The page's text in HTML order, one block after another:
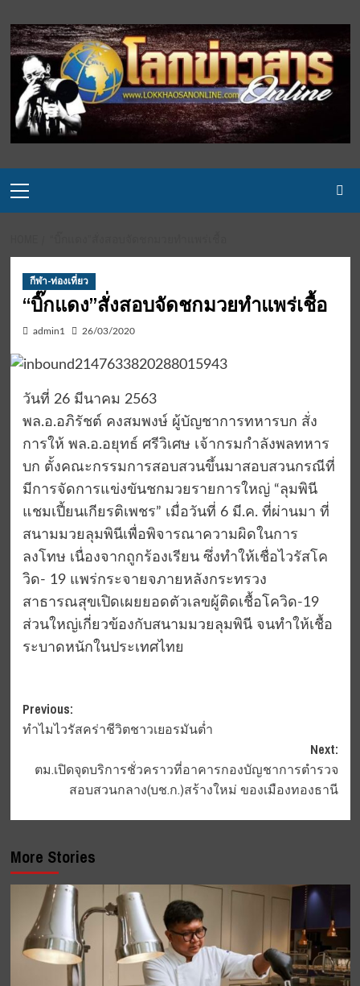
to
content
Menu
กีฬา-ท่องเที่ยว
“บิ๊กแดง”สั่งสอบจัดชกมวยทำแพร่เชื้อ
admin1 26/03/2020
วันที่ 26 มีนาคม 2563
พล.อ.อภิรัชต์ คงสมพงษ์ ผู้บัญชาการทหารบก สั่ง
การให้ พล.อ.อยุทธ์ ศรีวิเศษ เจ้ากรมกำลังพลทหาร
บก ตั้งคณะกรรมการสอบสวนขึ้นมาสอบสวนกรณีที่
มีการจัดการแข่งขันชกมวยรายการใหญ่ “ลุมพินี
แชมเปี้ยนเกียรติเพชร” เมื่อวันที่ 6 มี.ค. ที่ผ่านมา ที่
สนามมวยลุมพินีเพื่อพิจารณาความผิดในการ
ลงโทษ เนื่องจากถูกร้องเรียน ซึ่งทำให้เชื่อไวรัสโค
วิด- 19 แพร่กระจายจภายหลังกระทรวง
สาธารณสุขเปิดเผยยอดตัวเลขผู้ติดเชื้อโควิด-19
ส่วนใหญ่เกี่ยวข้องกับสนามมวยลุมพินี จนทำให้เชื้อ
ระบาดหนักในประเทศไทย
Post
navigation
Previous:
ทำไมไวรัสคร่าชีวิตชาวเยอรมันต่ำ
Next:
ตม.เปิดจุดบริการชั่วคราวที่อาคารกองบัญชาการตำรวจ
สอบสวนกลาง(บช.ก.)สร้างใหม่ ของเมืองทองธานี
More Stories